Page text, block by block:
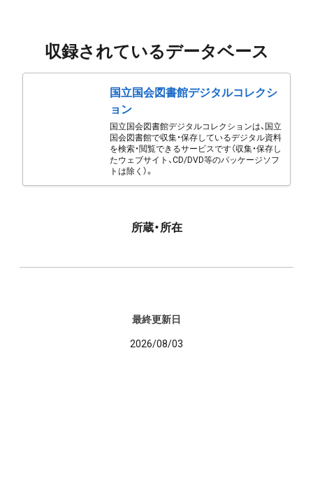
収録されているデータベース
国立国会図書館デジタルコレクシ
ョン
国立国会図書館デジタルコレクションは、国立
国会図書館で収集・保存しているデジタル資料
を検索・閲覧できるサービスです（収集・保存し
たウェブサイト、CD/DVD等のパッケージソフ
トは除く）。
所蔵・所在
最終更新日
2026/08/03